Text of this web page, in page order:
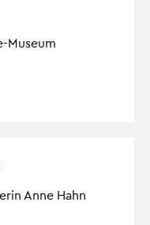
Mu­se­um
Anne Hahn